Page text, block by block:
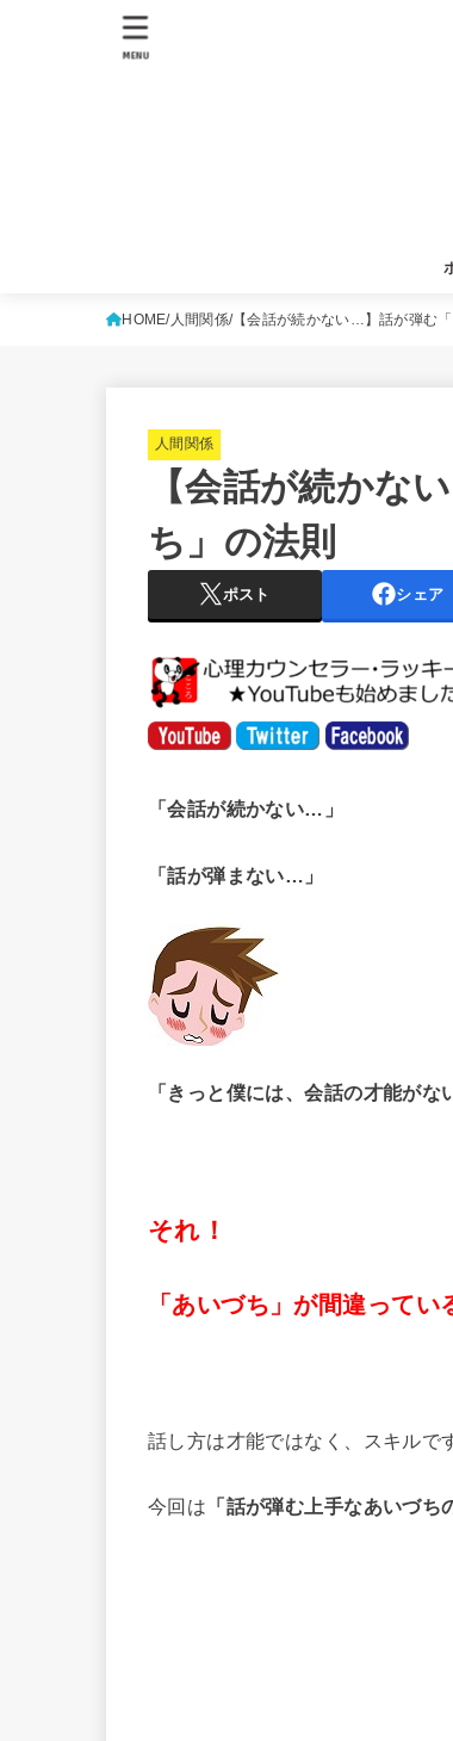
MENU
HOME 人間関係 【会話が続かない…】話が弾む「
人間関係
【会話が続かな
ち」の法則
ポスト シェア
「会話が続かない…」
「話が弾まない…」
「きっと僕には、会話の才能がな
それ！
「あいづち」が間違ってい
話し方は才能ではなく、スキルで
今回は 「話が弾む上手なあいづち